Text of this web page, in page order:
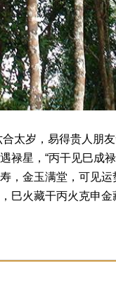
岁，易得贵人朋友
禄星，“丙干见巳成
，金玉满堂，可见
巳火藏干丙火克申
，这就主生肖蛇今